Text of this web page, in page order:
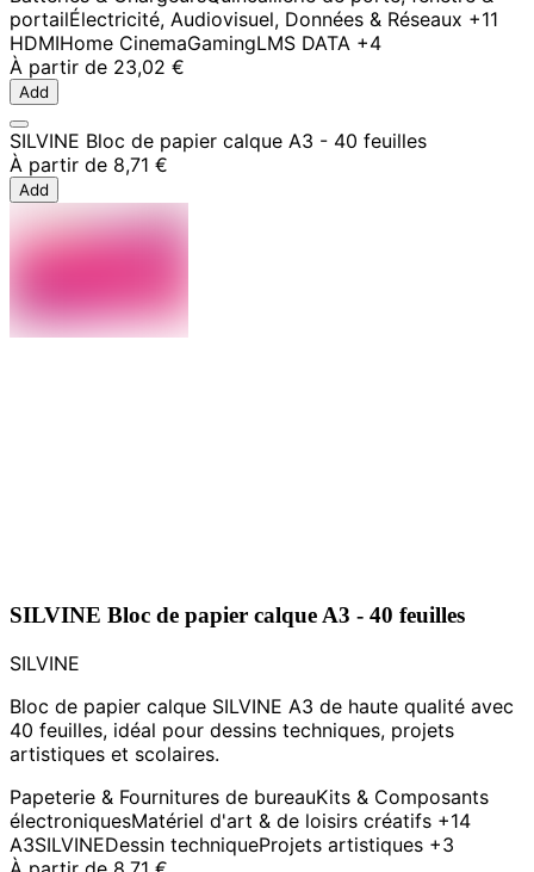
portailÉlectricité, Audiovisuel, Données & Réseaux +11
HDMIHome CinemaGamingLMS DATA +4
À partir de 23,02 €
Add
SILVINE Bloc de papier calque A3 - 40 feuilles
À partir de 8,71 €
Add
SILVINE Bloc de papier calque A3 - 40 feuilles
SILVINE
Bloc de papier calque SILVINE A3 de haute qualité avec
40 feuilles, idéal pour dessins techniques, projets
artistiques et scolaires.
Papeterie & Fournitures de bureauKits & Composants
électroniquesMatériel d'art & de loisirs créatifs +14
A3SILVINEDessin techniqueProjets artistiques +3